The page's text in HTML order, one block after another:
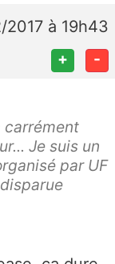
à 19h43
+ -
carrément
Je suis un
par UF